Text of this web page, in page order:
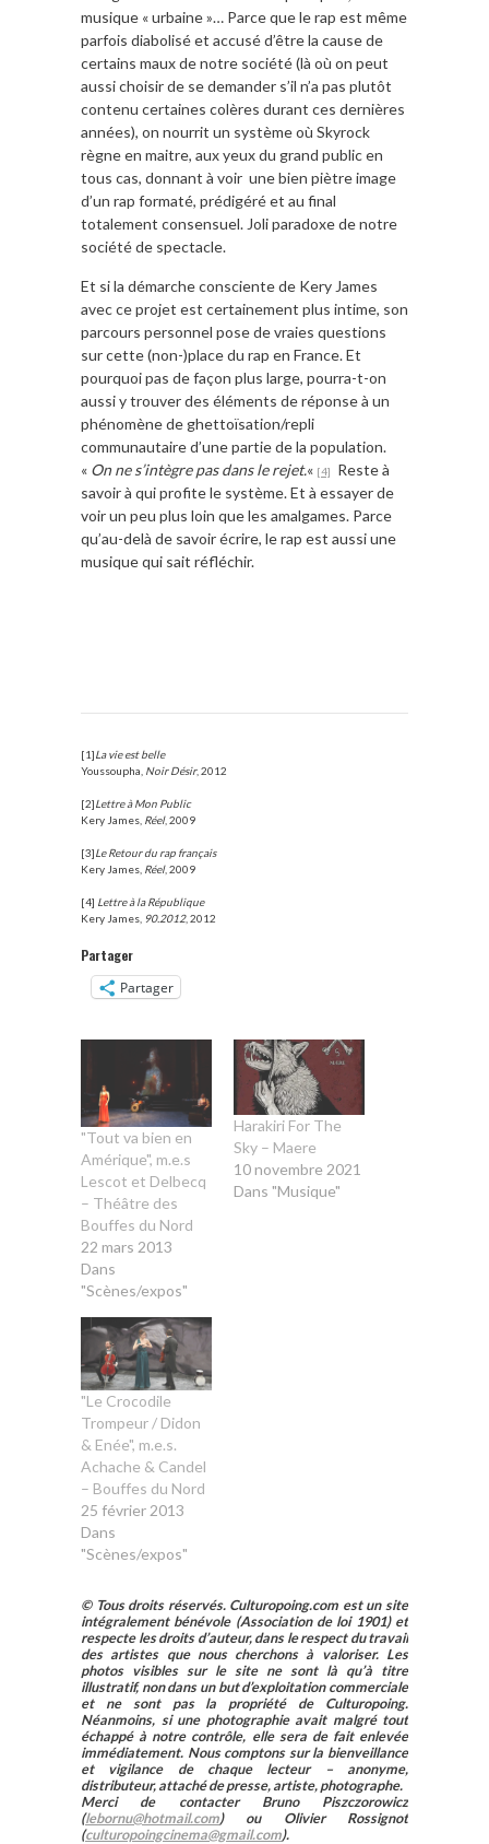
musique « urbaine »… Parce que le rap est même
parfois diabolisé et accusé d’être la cause de
certains maux de notre société (là où on peut
aussi choisir de se demander s’il n’a pas plutôt
contenu certaines colères durant ces dernières
années), on nourrit un système où Skyrock
règne en maitre, aux yeux du grand public en
tous cas, donnant à voir une bien piètre image
d’un rap formaté, prédigéré et au final
totalement consensuel. Joli paradoxe de notre
société de spectacle.
Et si la démarche consciente de Kery James
avec ce projet est certainement plus intime, son
parcours personnel pose de vraies questions
sur cette (non-)place du rap en France. Et
pourquoi pas de façon plus large, pourra-t-on
aussi y trouver des éléments de réponse à un
phénomène de ghettoïsation/repli
communautaire d’une partie de la population.
« On ne s’intègre pas dans le rejet.« [4]
Reste à
savoir à qui profite le système. Et à essayer de
voir un peu plus loin que les amalgames. Parce
qu’au-delà de savoir écrire, le rap est aussi une
musique qui sait réfléchir.
[1]La vie est belle
Youssoupha, Noir Désir, 2012
[2]Lettre à Mon Public
Kery James, Réel, 2009
[3]Le Retour du rap français
Kery James, Réel, 2009
[4] Lettre à la République
Kery James, 90.2012, 2012
Partager
Partager
"Tout va bien en
Amérique", m.e.s
Lescot et Delbecq
– Théâtre des
Bouffes du Nord
22 mars 2013
Dans
"Scènes/expos"
Harakiri For The
Sky – Maere
10 novembre 2021
Dans "Musique"
"Le Crocodile
Trompeur / Didon
& Enée", m.e.s.
Achache & Candel
– Bouffes du Nord
25 février 2013
Dans
"Scènes/expos"
© Tous droits réservés. Culturopoing.com est un site
intégralement bénévole (Association de loi 1901) et
respecte les droits d’auteur, dans le respect du travail
des artistes que nous cherchons à valoriser. Les
photos visibles sur le site ne sont là qu’à titre
illustratif, non dans un but d’exploitation commerciale
et ne sont pas la propriété de Culturopoing.
Néanmoins, si une photographie avait malgré tout
échappé à notre contrôle, elle sera de fait enlevée
immédiatement. Nous comptons sur la bienveillance
et vigilance de chaque lecteur – anonyme,
distributeur, attaché de presse, artiste, photographe.
Merci de contacter Bruno Piszczorowicz
(lebornu@hotmail.com) ou Olivier Rossignot
(culturopoingcinema@gmail.com).